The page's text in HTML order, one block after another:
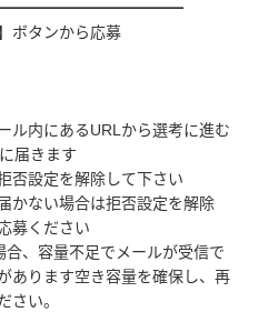
ボタンから応募
ル内にあるURLから選考に進む
届きます
否設定を解除して下さい
かない場合は拒否設定を解除
募ください
、容量不足でメールが受信で
あります空き容量を確保し、再
さい。